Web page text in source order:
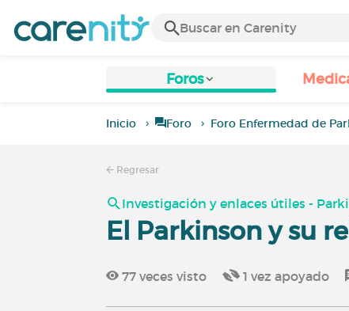
Foros
Inicio Foro Foro Enfermedad de
Regresar
Investigación y enlaces útiles -
El Parkinson y su
77 veces visto 1 vez apoyado